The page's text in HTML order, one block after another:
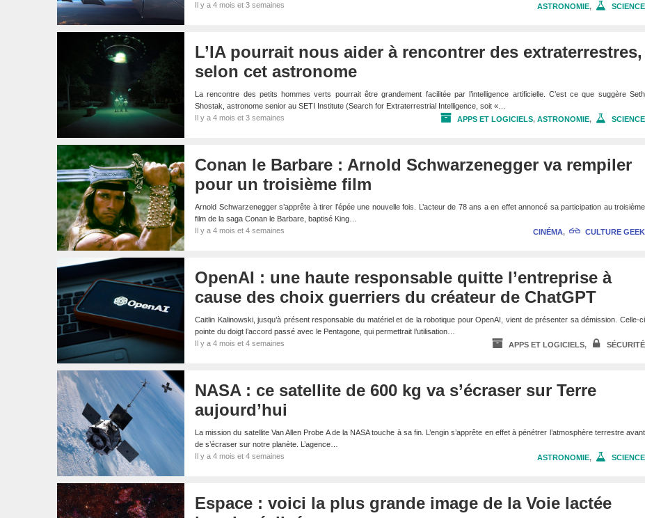
Il y a 4 mois et 3 semaines
ASTRONOMIE, SCIENCE
L’IA pourrait nous aider à rencontrer des extraterrestres,
selon cet astronome
La rencontre des petits hommes verts pourrait être grandement facilitée par l’intelligence artificielle. C’est ce que suggère Seth
Shostak, astronome senior au SETI Institute (Search for Extraterrestrial Intelligence, soit «…
Il y a 4 mois et 3 semaines
APPS ET LOGICIELS, ASTRONOMIE, SCIENCE
Conan le Barbare : Arnold Schwarzenegger va rempiler
pour un troisième film
Arnold Schwarzenegger s’apprête à tirer l’épée une nouvelle fois. L’acteur de 78 ans a en effet annoncé sa participation au troisième
film de la saga Conan le Barbare, baptisé King…
Il y a 4 mois et 4 semaines
CINÉMA, CULTURE GEEK
OpenAI : une haute responsable quitte l’entreprise à
cause des choix guerriers du créateur de ChatGPT
Caitlin Kalinowski, jusqu’à présent responsable du matériel et de la robotique pour OpenAI, vient de présenter sa démission. Celle-ci
pointe du doigt l’accord passé avec le Pentagone, qui permettrait l’utilisation…
Il y a 4 mois et 4 semaines
APPS ET LOGICIELS, SÉCURITÉ
NASA : ce satellite de 600 kg va s’écraser sur Terre
aujourd’hui
La mission du satellite Van Allen Probe A de la NASA touche à sa fin. L’engin s’apprête en effet à pénétrer l’atmosphère terrestre avant
de s’écraser sur notre planète. L’agence…
Il y a 4 mois et 4 semaines
ASTRONOMIE, SCIENCE
Espace : voici la plus grande image de la Voie lactée